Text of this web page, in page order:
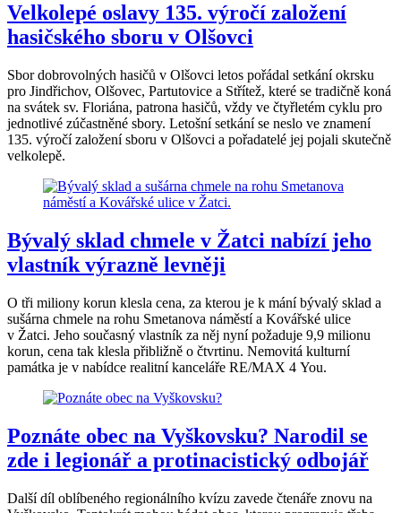
Velkolepé oslavy 135. výročí založení
hasičského sboru v Olšovci
Sbor dobrovolných hasičů v Olšovci letos pořádal setkání okrsku
pro Jindřichov, Olšovec, Partutovice a Střítež, které se tradičně koná
na svátek sv. Floriána, patrona hasičů, vždy ve čtyřletém cyklu pro
jednotlivé zúčastněné sbory. Letošní setkání se neslo ve znamení
135. výročí založení sboru v Olšovci a pořadatelé jej pojali skutečně
velkolepě.
Bývalý sklad chmele v Žatci nabízí jeho
vlastník výrazně levněji
O tři miliony korun klesla cena, za kterou je k mání bývalý sklad a
sušárna chmele na rohu Smetanova náměstí a Kovářské ulice
v Žatci. Jeho současný vlastník za něj nyní požaduje 9,9 milionu
korun, cena tak klesla přibližně o čtvrtinu. Nemovitá kulturní
památka je v nabídce realitní kanceláře RE/MAX 4 You.
Poznáte obec na Vyškovsku? Narodil se
zde i legionář a protinacistický odbojář
Další díl oblíbeného regionálního kvízu zavede čtenáře znovu na